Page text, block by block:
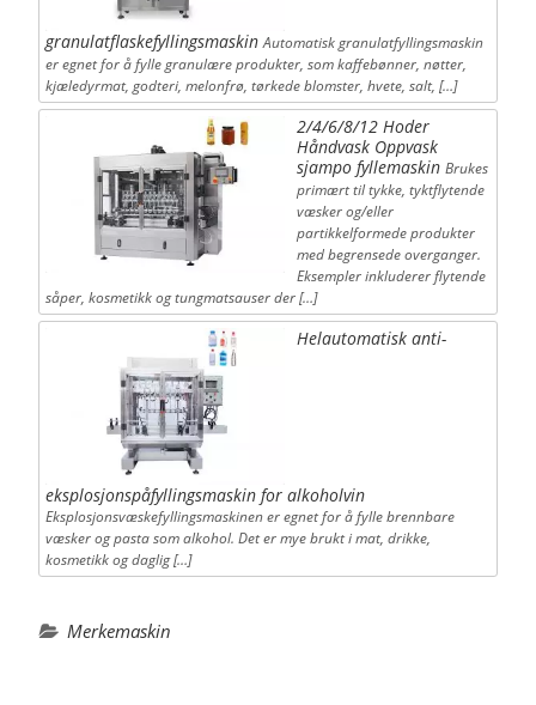
granulatflaskefyllingsmaskin Automatisk granulatfyllingsmaskin
er egnet for å fylle granulære produkter, som kaffebønner, nøtter,
kjæledyrmat, godteri, melonfrø, tørkede blomster, hvete, salt, […]
2/4/6/8/12 Hoder
Håndvask Oppvask
sjampo fyllemaskin Brukes
primært til tykke, tyktflytende
væsker og/eller
partikkelformede produkter
med begrensede overganger.
Eksempler inkluderer flytende
såper, kosmetikk og tungmatsauser der […]
Helautomatisk anti-
eksplosjonspåfyllingsmaskin for alkoholvin
Eksplosjonsvæskefyllingsmaskinen er egnet for å fylle brennbare
væsker og pasta som alkohol. Det er mye brukt i mat, drikke,
kosmetikk og daglig […]
Merkemaskin